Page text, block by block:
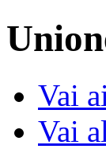
Vai
Vai